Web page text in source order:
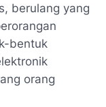
berulang yang
bentuk
orang